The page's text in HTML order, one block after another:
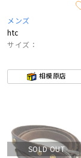
メンズ
htc
サイズ：
相模原店
SOLD OUT